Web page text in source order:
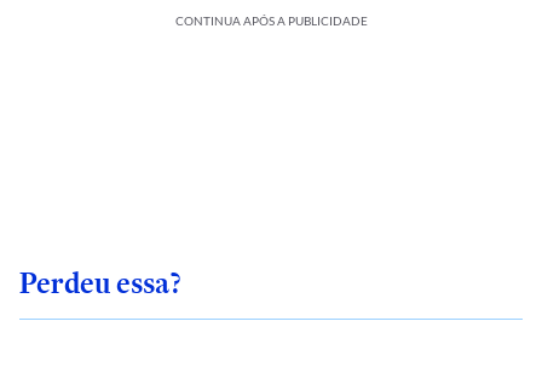
CONTINUA APÓS A PUBLICIDADE
Perdeu essa?